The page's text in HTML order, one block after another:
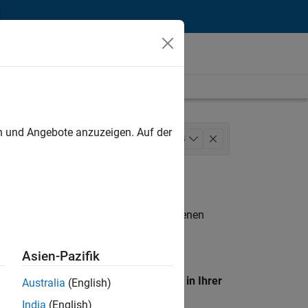
Technology 4
. Wenn Sie noch immer keine offenen
unseres
Standort, um alle Stellenangebote in Ihrer
Angebote anzuzeigen. Auf der
Asien-Pazifik
Australia (English)
India (English)